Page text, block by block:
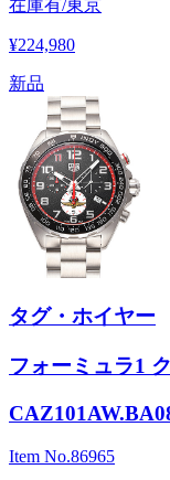
在庫有/東京
¥224,980
新品
タグ・ホイヤー
フォーミュラ1
Item No.86965